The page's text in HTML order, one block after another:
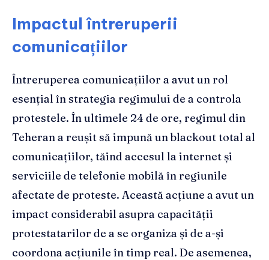
Impactul întreruperii
comunicațiilor
Întreruperea comunicațiilor a avut un rol
esențial în strategia regimului de a controla
protestele. În ultimele 24 de ore, regimul din
Teheran a reușit să impună un blackout total al
comunicațiilor, tăind accesul la internet și
serviciile de telefonie mobilă în regiunile
afectate de proteste. Această acțiune a avut un
impact considerabil asupra capacității
protestatarilor de a se organiza și de a-și
coordona acțiunile în timp real. De asemenea,